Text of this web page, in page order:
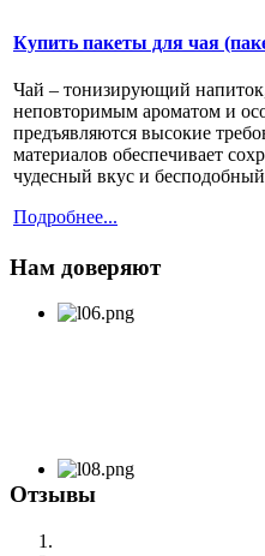
Купить пакеты для чая
Чай – тонизирующий
неповторимым ароматом и
предъявляются высокие
материалов обеспечивает
чудесный вкус и
Подробнее...
Нам доверяют
Отзывы